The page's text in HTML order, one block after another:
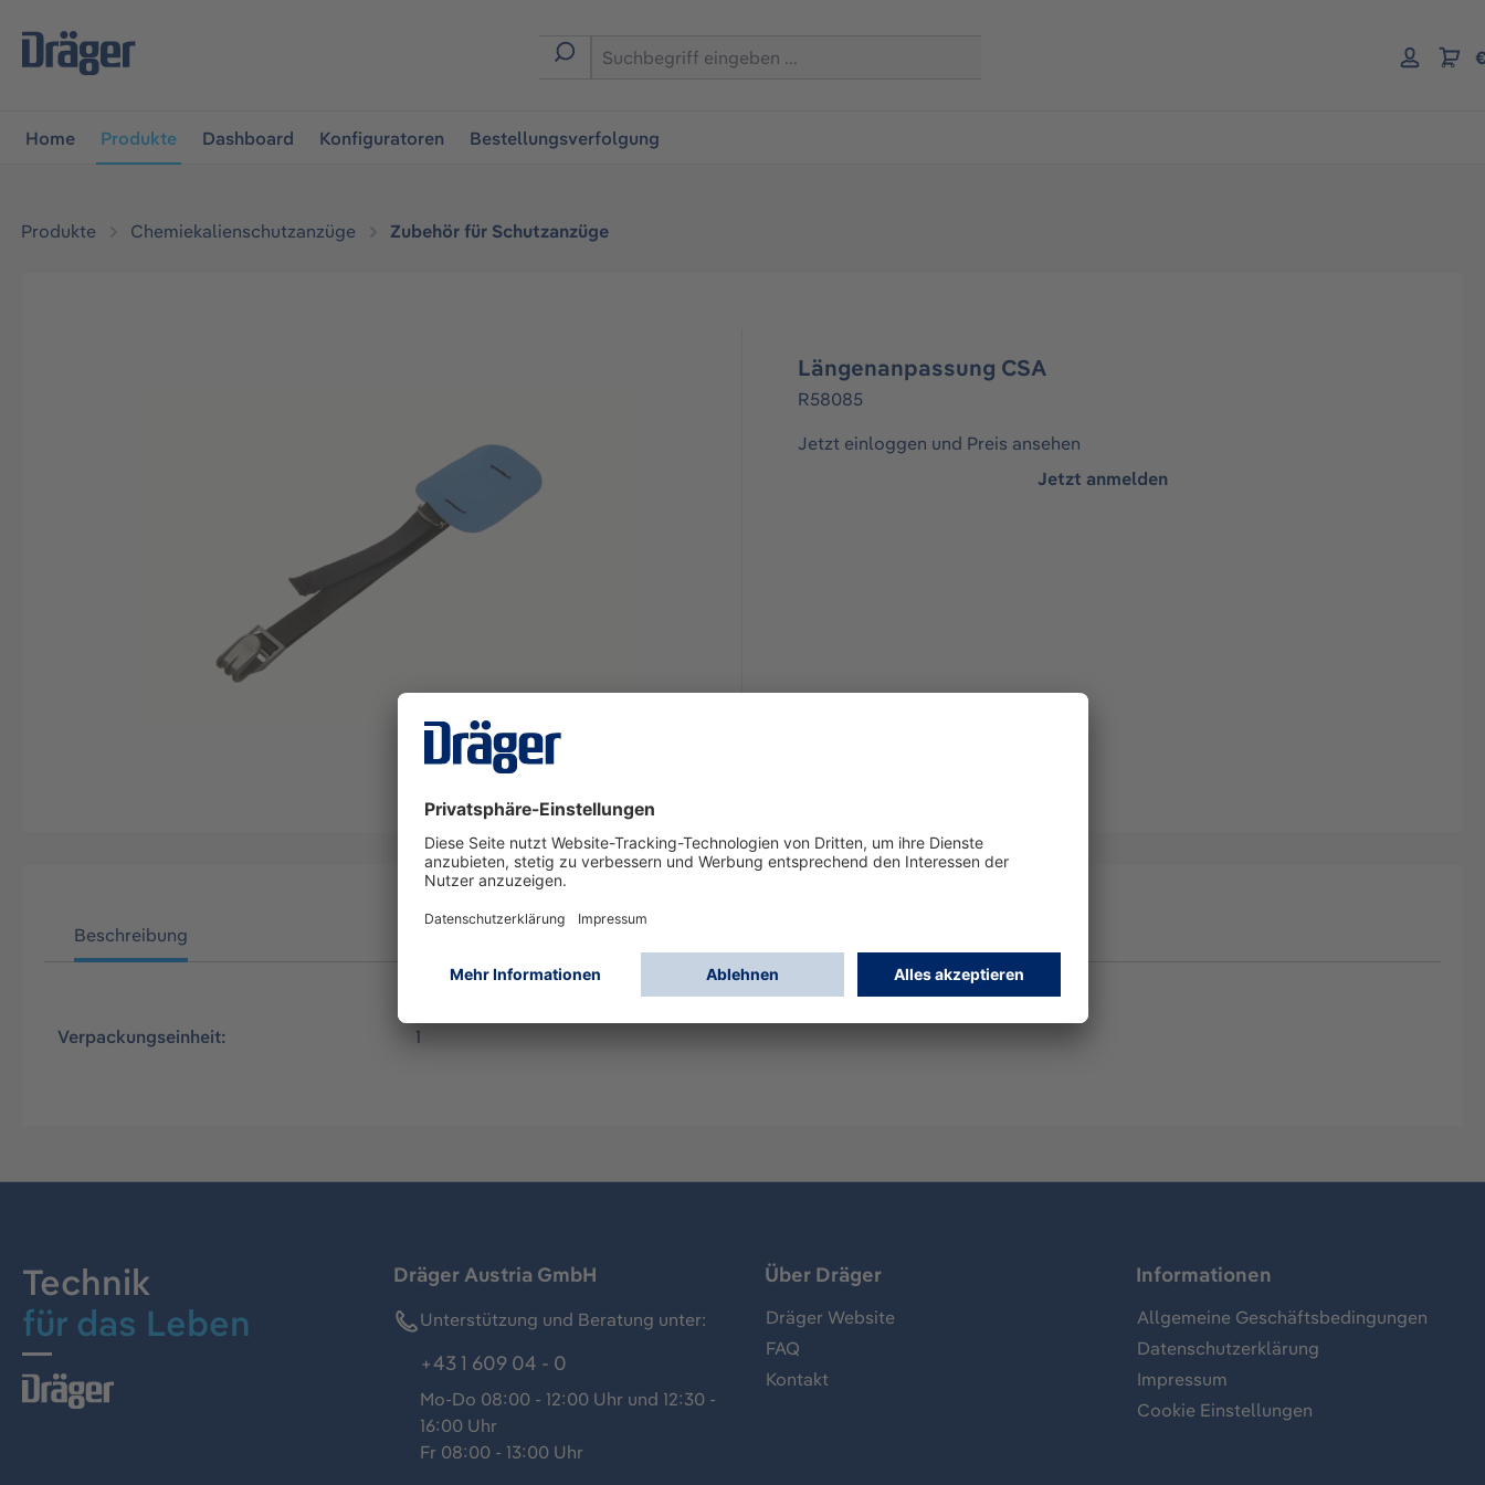
springen
Home Produkte Dashboard Konfiguratoren Bestellungsverfolgung
Produkte Chemiekalienschutzanzüge Zubehör für Schutzanzüge
Längenanpassung CSA
R58085
Jetzt einloggen und Preis ansehen
Jetzt anmelden
Beschreibung
Verpackungseinheit: 1
Technik
für das Leben
Dräger Austria GmbH
Unterstützung und Beratung unter:
+43 1 609 04 - 0
Mo-Do 08:00 - 12:00 Uhr und 12:30 -
16:00 Uhr
Fr 08:00 - 13:00 Uhr
Über Dräger
Dräger Website
FAQ
Kontakt
Informationen
Allgemeine Geschäftsbedingungen
Datenschutzerklärung
Impressum
Cookie Einstellungen